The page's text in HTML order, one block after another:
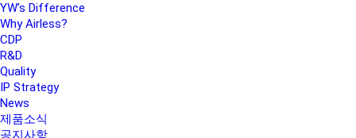
YW’s Difference
Why Airless?
CDP
R&D
Quality
IP Strategy
News
제품소식
공지사항